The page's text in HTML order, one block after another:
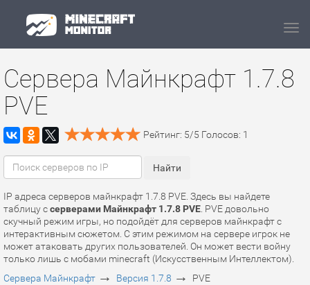
Сервера Майнкрафт 1.7.8
PVE
Рейтинг: 5/5 Голосов: 1
IP адреса серверов майнкрафт 1.7.8 PVE. Здесь вы найдете
таблицу ссерверами Майнкрафт 1.7.8 PVE . PVE довольно
скучный режим игры, но подойдёт для серверов майнкрафт с
интерактивным сюжетом. С этим режимом на сервере игрок не
может атаковать других пользователей. Он может вести войну
только лишь с мобами minecraft (Искусственным Интеллектом).
Сервера Майнкрафт → Версия 1.7.8 → PVE